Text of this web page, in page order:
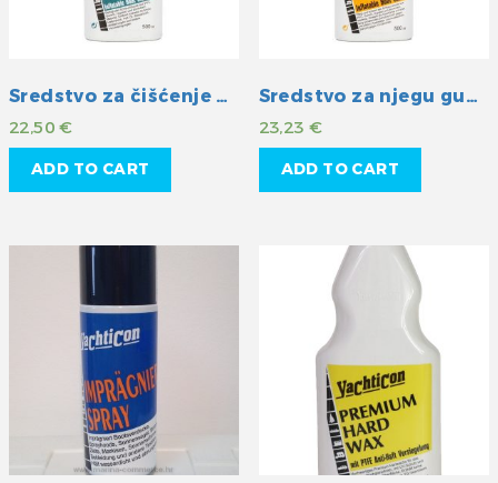
Sredstvo za čišćenje gumenih čamaca
22,50€
ADD TO CART
Sredstvo za njegu gumenih čamaca
23,23€
ADD TO CART